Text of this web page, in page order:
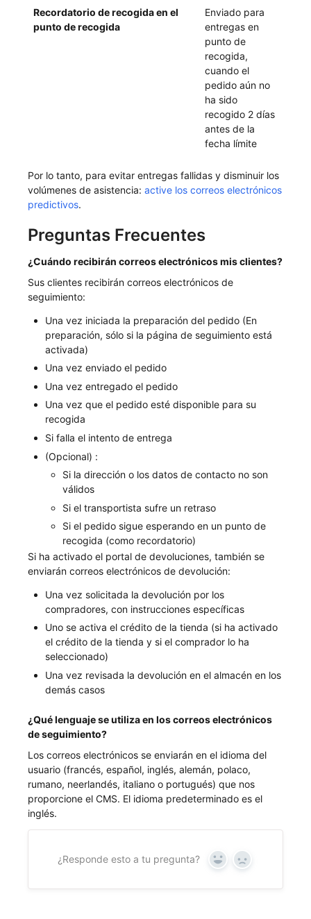
Recordatorio de recogida en el
punto de recogida
Enviado para
entregas en
punto de
recogida,
cuando el
pedido aún no
ha sido
recogido 2 días
antes de la
fecha límite
Por lo tanto, para evitar entregas fallidas y disminuir los
volúmenes de asistencia:active los correos electrónicos
predictivos.
Preguntas Frecuentes
¿Cuándo recibirán correos electrónicos mis clientes?
Sus clientes recibirán correos electrónicos de
seguimiento:
Una vez iniciada la preparación del pedido (En
preparación, sólo si la página de seguimiento está
activada)
Una vez enviado el pedido
Una vez entregado el pedido
Una vez que el pedido esté disponible para su
recogida
Si falla el intento de entrega
(Opcional) :
Si la dirección o los datos de contacto no son
válidos
Si el transportista sufre un retraso
Si el pedido sigue esperando en un punto de
recogida (como recordatorio)
Si ha activado el portal de devoluciones, también se
enviarán correos electrónicos de devolución:
Una vez solicitada la devolución por los
compradores, con instrucciones específicas
Uno se activa el crédito de la tienda (si ha activado
el crédito de la tienda y si el comprador lo ha
seleccionado)
Una vez revisada la devolución en el almacén en los
demás casos
¿Qué lenguaje se utiliza en los correos electrónicos
de seguimiento?
Los correos electrónicos se enviarán en el idioma del
usuario (francés, español, inglés, alemán, polaco,
rumano, neerlandés, italiano o portugués) que nos
proporcione el CMS. El idioma predeterminado es el
inglés.
¿Responde esto a tu pregunta? Sí No